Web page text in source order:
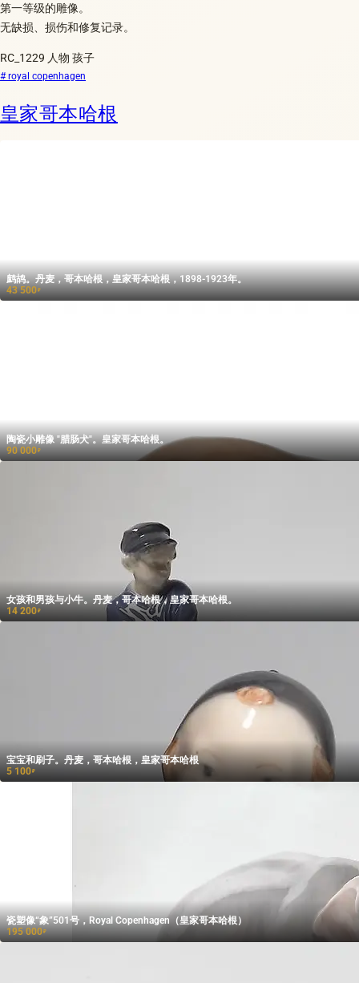
第一等级的雕像。
无缺损、损伤和修复记录。
RC_1229 人物 孩子
# royal copenhagen
皇家哥本哈根
鹧鸪。丹麦，哥本哈根，皇家哥本哈根，1898-1923年。
43 500₽
陶瓷小雕像 "腊肠犬"。皇家哥本哈根。
90 000₽
女孩和男孩与小牛。丹麦，哥本哈根，皇家哥本哈根。
14 200₽
宝宝和刷子。丹麦，哥本哈根，皇家哥本哈根
5 100₽
瓷塑像“象”501号，Royal Copenhagen（皇家哥本哈根）
195 000₽